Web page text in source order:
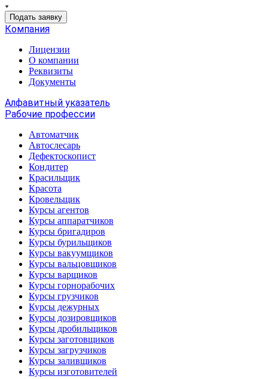
Подать заявку
Компания
Лицензии
О компании
Реквизиты
Документы
Алфавитный указатель
Рабочие профессии
Автоматчик
Автослесарь
Дефектоскопист
Кондитер
Красильщик
Красота
Кровельщик
Курсы агентов
Курсы аппаратчиков
Курсы бригадиров
Курсы бурильщиков
Курсы вакуумщиков
Курсы вальцовщиков
Курсы варщиков
Курсы горнорабочих
Курсы грузчиков
Курсы дежурных
Курсы дозировщиков
Курсы дробильщиков
Курсы заготовщиков
Курсы загрузчиков
Курсы заливщиков
Курсы изготовителей